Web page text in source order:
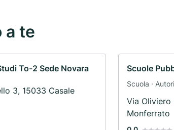
a te
To-2 Sede Novara
3, 15033 Casale
Scuole
Scuola ·
Via Oliviero
Monferrato